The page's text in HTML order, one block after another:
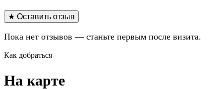
★ Оставить отзыв
Пока нет отзывов — станьте первым после визита.
Как добраться
На карте